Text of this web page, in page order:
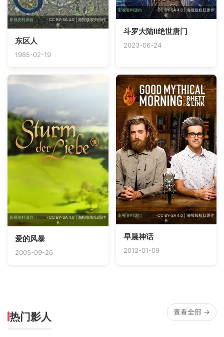
影视资料源自 TMDB · CC BY-SA 4.0 | 海报版权归原作
者
东区人
1985-02-19
影视资料源自 TMDB · CC BY-SA 4.0 | 海报版权归原作
者
斗罗大陆Ⅱ绝世唐门
2023-06-24
影视资料源自TMDB · CC BY-SA 4.0 | 海报版权归原作
者
爱的风暴
2005-09-26
影视资料源自 TMDB· CC BY-SA 4.0 | 海报版权归原作
者
早晨神话
2012-01-09
热门影人 查看全部 →